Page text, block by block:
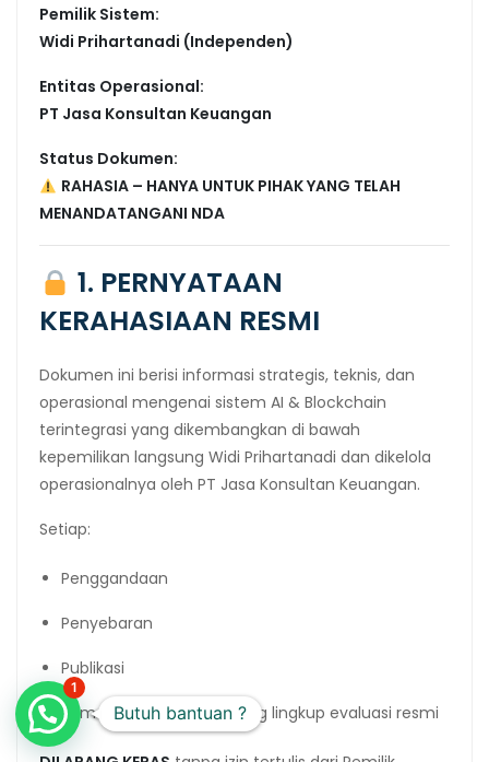
Pemilik Sistem:
Widi Prihartanadi (Independen)
Entitas Operasional:
PT Jasa Konsultan Keuangan
Status Dokumen:
RAHASIA – HANYA UNTUK PIHAK YANG TELAH
MENANDATANGANI NDA
1. PERNYATAAN
KERAHASIAAN RESMI
Dokumen ini berisi informasi strategis, teknis, dan
operasional mengenai sistem AI & Blockchain
terintegrasi yang dikembangkan di bawah
kepemilikan langsung Widi Prihartanadi dan dikelola
operasionalnya oleh PT Jasa Konsultan Keuangan.
Setiap:
Penggandaan
Penyebaran
Publikasi
Pemanfaatan di luar ruang lingkup evaluasi resmi
1
Butuh bantuan ?